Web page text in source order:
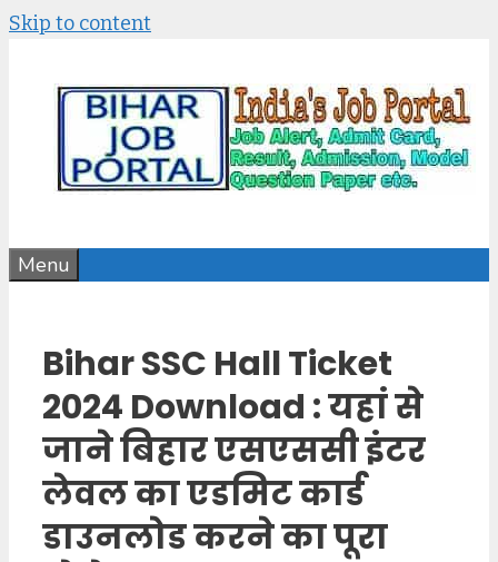
Skip to content
Menu
Bihar SSC Hall Ticket
2024 Download : यहां से
जाने बिहार एसएससी इंटर
लेवल का एडमिट कार्ड
डाउनलोड करने का पूरा